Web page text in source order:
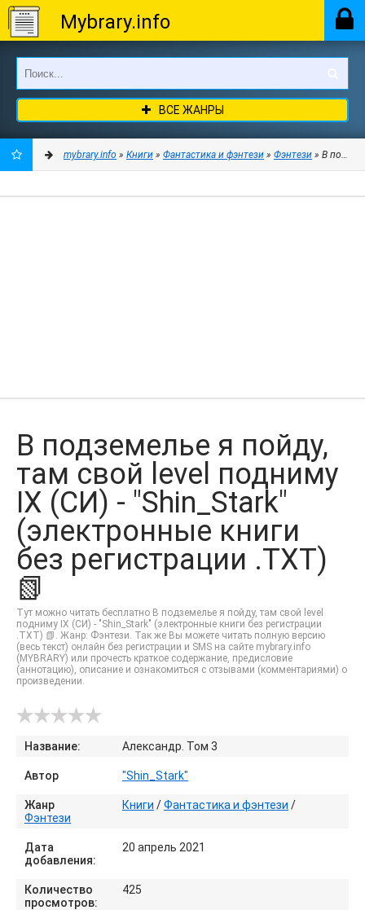
Mybrary.info
ВСЕ ЖАНРЫ
mybrary.info » Книги » Фантастика и фэнтези » Фэнтези » В
В подземелье я пойду,
там свой level подниму
IX (СИ) - "Shin_Stark"
(электронные книги
без регистрации .TXT)
📗
Тут можно читать бесплатно В подземелье я пойду, там свой level
подниму IX (СИ) - "Shin_Stark" (электронные книги без регистрации
.TXT) 📗. Жанр: Фэнтези. Так же Вы можете читать полную версию
(весь текст) онлайн без регистрации и SMS на сайте mybrary.info
(MYBRARY) или прочесть краткое содержание, предисловие
(аннотацию), описание и ознакомиться с отзывами (комментариями) о
произведении.
Название: Александр. Том 3
Автор "Shin_Stark"
Жанр Книги /Фантастика и фэнтези /
Фэнтези
Дата
добавления:
20 апрель 2021
Количество
просмотров:
425